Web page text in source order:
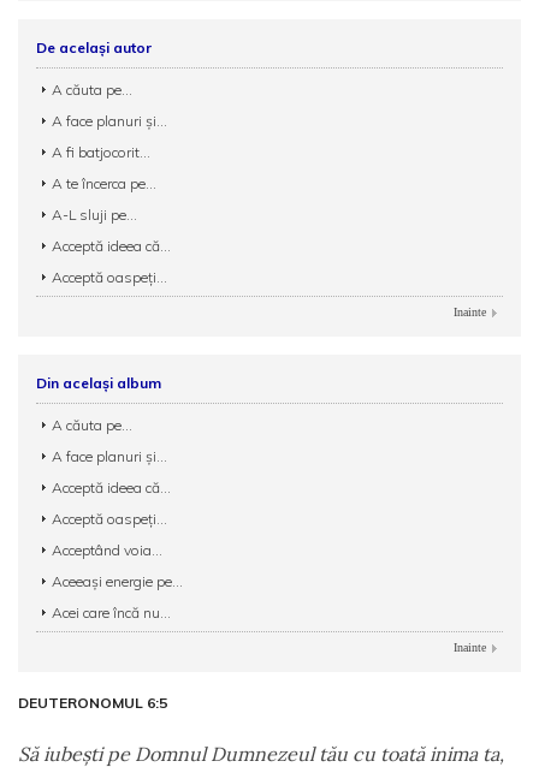
De același autor
A căuta pe...
A face planuri şi...
A fi batjocorit...
A te încerca pe...
A-L sluji pe...
Acceptă ideea că...
Acceptă oaspeți...
Inainte
Din același album
A căuta pe...
A face planuri şi...
Acceptă ideea că...
Acceptă oaspeți...
Acceptând voia...
Aceeași energie pe...
Acei care încă nu...
Inainte
DEUTERONOMUL 6:5
Să iubeşti pe Domnul Dumnezeul tău cu toată inima ta,